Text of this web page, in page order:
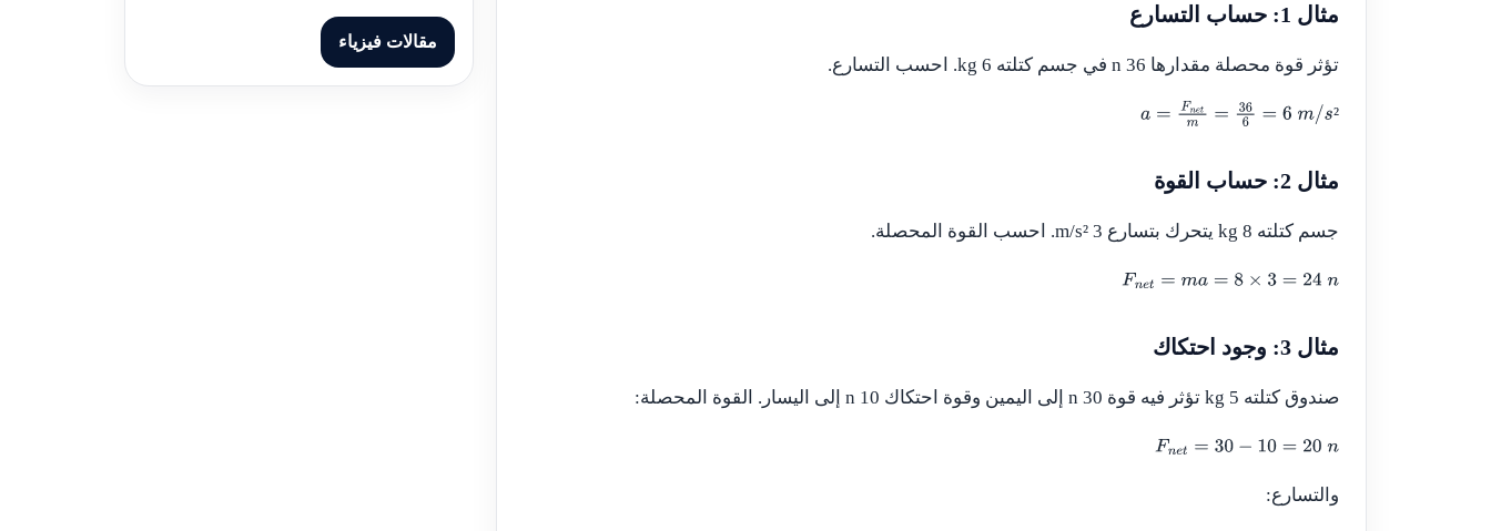
مثال 1: حساب التسارع
تؤثر قوة محصلة مقدارها 36 n في جسم كتلته 6 kg. احسب التسارع.
²
a=Fnetm =366= 6m/s²
مثال 2: حساب القوة
جسم كتلته 8 kg يتحرك بتسارع 3 m/s². احسب القوة المحصلة.
Fnet =m a=8 ×3 =24 n
مثال 3: وجود احتكاك
صندوق كتلته 5 kg تؤثر فيه قوة 30 n إلى اليمين وقوة احتكاك 10 n إلى اليسار. القوة المحصلة:
Fnet =30−10 =20n
والتسارع:
مقالات فيزياء